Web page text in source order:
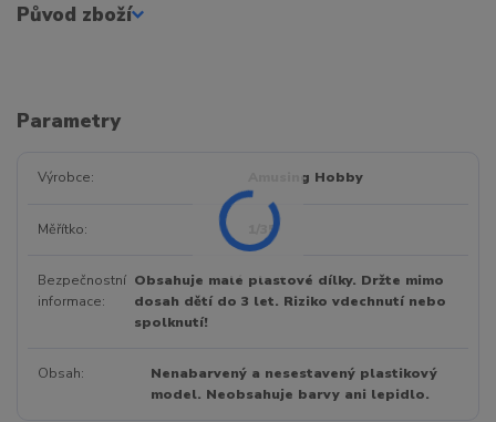
Původ zboží
Parametry
Výrobce Amusing Hobby
Měřítko 1/35
Bezpečnostní
informace
Obsahuje malé plastové dílky. Držte mimo
dosah dětí do 3 let. Riziko vdechnutí nebo
spolknutí!
Obsah
Nenabarvený a nesestavený plastikový
model. Neobsahuje barvy ani lepidlo.